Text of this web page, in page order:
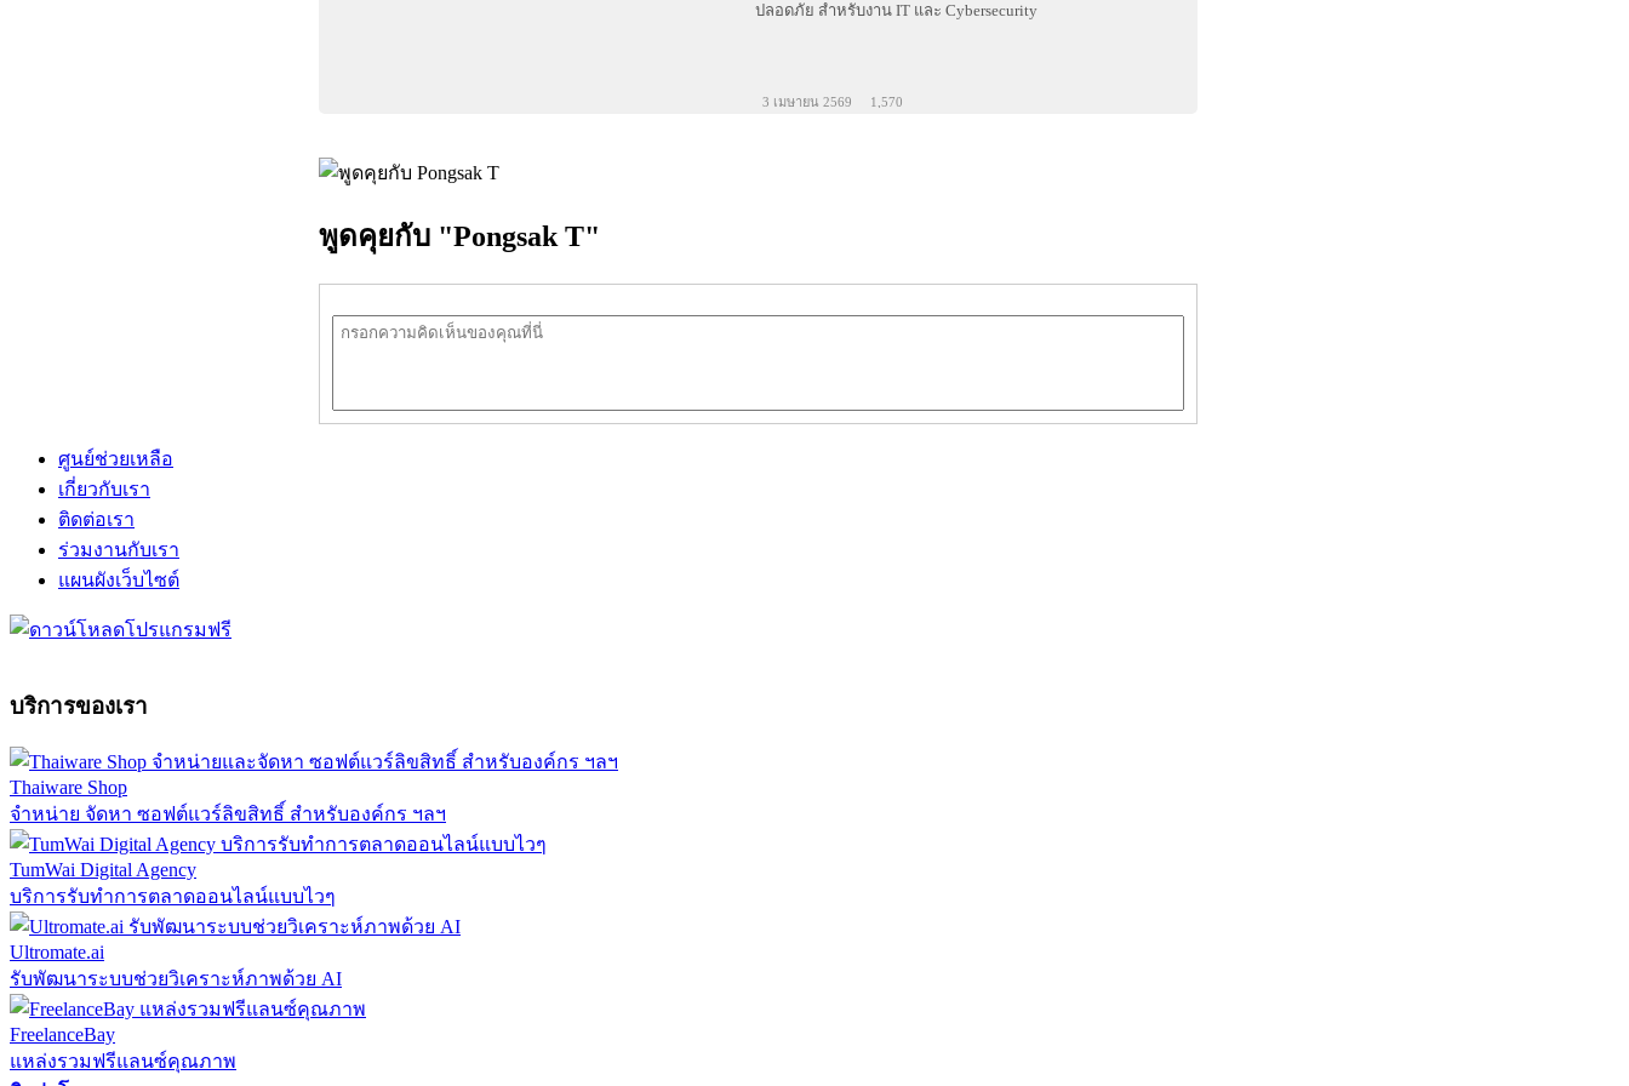
ปลอดภัย สำหรับงาน IT และ Cybersecurity
3 เมษายน 2569 1,570
พูดคุยกับ "Pongsak T"
ศูนย์ช่วยเหลือ
เกี่ยวกับเรา
ติดต่อเรา
ร่วมงานกับเรา
แผนผังเว็บไซต์
บริการของเรา
Thaiware Shop
จำหน่าย จัดหา ซอฟต์แวร์ลิขสิทธิ์ สำหรับองค์กร ฯลฯ
TumWai Digital Agency
บริการรับทำการตลาดออนไลน์แบบไวๆ
Ultromate.ai
รับพัฒนาระบบช่วยวิเคราะห์ภาพด้วย AI
FreelanceBay
แหล่งรวมฟรีแลนซ์คุณภาพ